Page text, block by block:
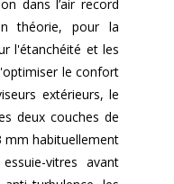
dans l’air record
théorie, pour la
l'étanchéité et les
le confort
extérieurs, le
deux couches de
mm habituellement
vitres avant